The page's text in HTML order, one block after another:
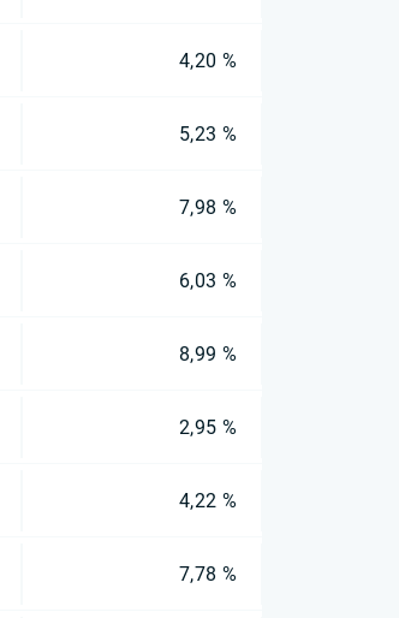
4,20 %
5,23 %
7,98 %
6,03 %
8,99 %
2,95 %
4,22 %
7,78 %